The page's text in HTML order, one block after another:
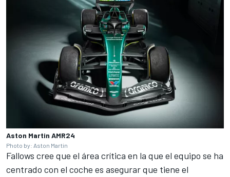
Aston Martin AMR24
Photo by: Aston Martin
Fallows cree que el área crítica en la que el equipo se ha
centrado con el coche es asegurar que tiene el